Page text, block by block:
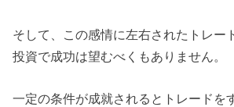
そして、この感情に左右されたトレー
投資で成功は望むべくもありません。
一定の条件が成就されるとトレードを